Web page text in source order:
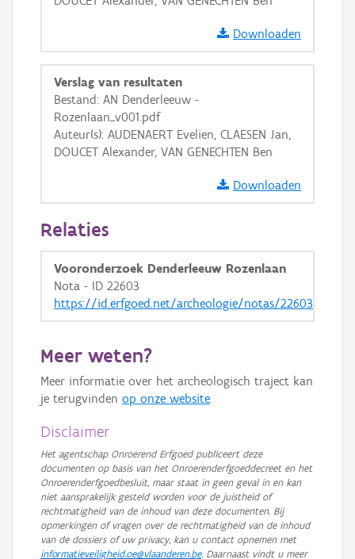
Basis Lagen
OSM-Basiskaart
Ortho
Downloaden
Verslag van resultaten
Bestand: AN Denderleeuw -
Rozenlaan_v001.pdf
Auteur(s): AUDENAERT Evelien, CLAESEN Jan,
DOUCET Alexander, VAN GENECHTEN Ben
Downloaden
Relaties
Vooronderzoek Denderleeuw Rozenlaan
Nota - ID 22603
https://id.erfgoed.net/archeologie/notas/22603
Meer weten?
Meer informatie over het archeologisch traject kan
je terugvinden op onze website.
Disclaimer
Het agentschap Onroerend Erfgoed publiceert deze
documenten op basis van het Onroerenderfgoeddecreet en het
Onroerenderfgoedbesluit, maar staat in geen geval in en kan
niet aansprakelijk gesteld worden voor de juistheid of
rechtmatigheid van de inhoud van deze documenten. Bij
opmerkingen of vragen over de rechtmatigheid van de inhoud
van de dossiers of uw privacy, kan u contact opnemen met
informatieveiligheid.oe@vlaanderen.be. Daarnaast vindt u meer